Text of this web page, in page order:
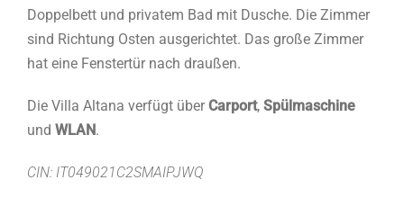
Doppelbett und privatem Bad mit Dusche. Die Zimmer
sind Richtung Osten ausgerichtet. Das große Zimmer
hat eine Fenstertür nach draußen.
Die Villa Altana verfügt überCarport, Spülmaschine
und WLAN.
CIN: IT049021C2SMAIPJWQ